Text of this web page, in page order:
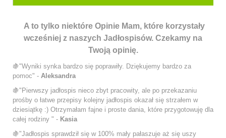
A to tylko niektóre Opinie Mam, które korzystały
wcześniej z naszych Jadłospisów. Czekamy na
Twoją opinię.
🍇"Wyniki synka bardzo się poprawiły. Dziękujemy bardzo za
pomoc" - Aleksandra
🍇"Pierwszy jadłospis nieco zbyt pracowity, ale po przekazaniu
prośby o łatwe przepisy kolejny jadłospis okazał się strzałem w
dziesiątkę :) Otrzymałam fajne i proste dania, które przygotowuję dla
całej rodziny " - Kasia
🍇"Jadłospis sprawdził się w 100% mały pałaszuje aż się uszy